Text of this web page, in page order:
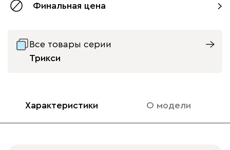
Финальная цена
Все товары серии
Трикси
Характеристики О модели